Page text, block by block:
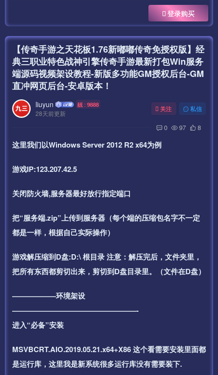
登录购买
【传奇手游之天花板1.76新嘟嘟传奇免授权版】经
典三职业特色战神引擎传奇手游最新打包Win服务
端源码视频架设教程-新版多功能GM授权后台-GM
直冲网页后台-安卓版本！
liuyun 靓 : 9888
28天前更新
关注 私信
0 97 8
这里我们以Windows Server 2012 R2 x64为例
游戏IP:123.207.42.5
关闭防火墙,服务器最好放行指定端口
把“服务端.zip”上传到服务器（每个端的压缩包名字不一定
都是一样，根据自己实际操作）
游戏解压缩到D盘:D:\ 根目录 注意：解压完后，文件夹里，
把所有东西都剪切出来，剪切到D盘目录里。（文件在D盘）
——————环境架设
—————————————————-
进入“必备”安装
MSVBCRT.AIO.2019.05.21.x64+X86 这个看需要安装里面都
是运行库，这里我是新系统很多运行库没有需要装下.